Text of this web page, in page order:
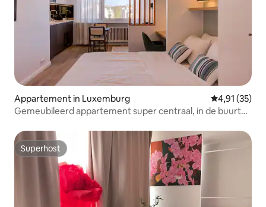
Appartement in Luxemburg Gemiddelde
4,91 (35)
Gemeubileerd appartement super centraal, in de buurt
Superhost
Superhost